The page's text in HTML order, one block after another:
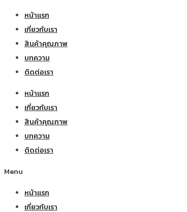
หน้าแรก
เกี่ยวกับเรา
สินค้าคุณภาพ
บทความ
ติดต่อเรา
หน้าแรก
เกี่ยวกับเรา
สินค้าคุณภาพ
บทความ
ติดต่อเรา
Menu
หน้าแรก
เกี่ยวกับเรา